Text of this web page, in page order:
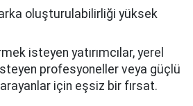
oluşturulabilirliği yüksek
isteyen yatırımcılar, yerel
profesyoneller veya güçlü
için eşsiz bir fırsat.